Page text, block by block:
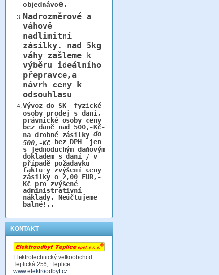
objednávce.
Nadrozměrové a
váhově
nadlimitní
zásilky. nad 5kg
váhy zašleme k
výběru ideálního
přepravce,a
návrh ceny k
odsouhlasu
Vývoz do SK -fyzické
osoby prodej s daní,
právnické osoby ceny
bez daně nad 500,-Kč-
na drobné zásilky do
500,-Kčbez DPH jen
s jednoduchým daňovým
dokladem s daní / v
případě požadavku
faktury zvýšení ceny
zásilky o 2,00 EUR,-
Kč pro zvýšené
administrativní
náklady. Neúčtujeme
balné!..
KONTAKT
Elektrotechnický velkoobchod
Teplická 256, Teplice
www.elektroodbyt.cz